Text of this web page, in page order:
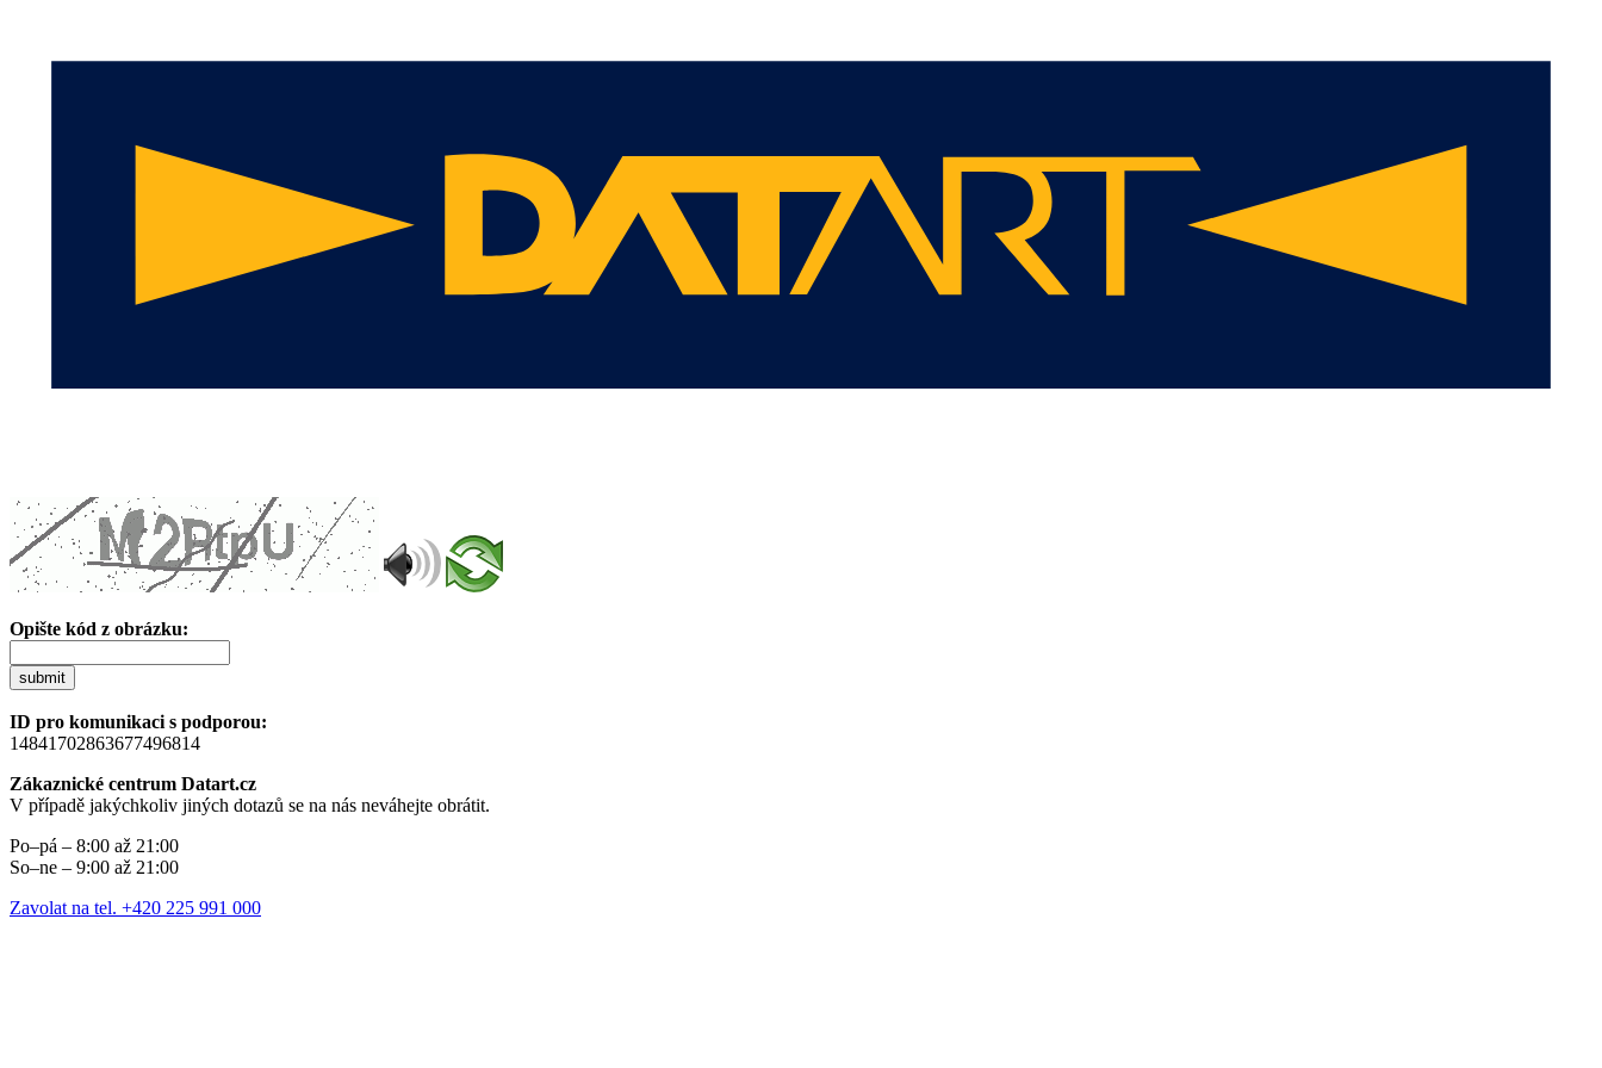
Opište kód z obrázku:
submit
ID pro komunikaci s podporou:
14841702863677496814
Zákaznické centrum Datart.cz
V případě jakýchkoliv jiných dotazů se na nás neváhejte obrátit.
Po–pá – 8:00 až 21:00
So–ne – 9:00 až 21:00
Zavolat na tel. +420 225 991 000